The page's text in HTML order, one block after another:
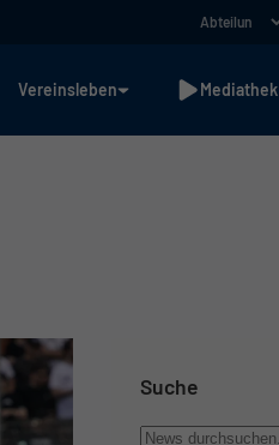
Vereinsleben Mediathek
Suche